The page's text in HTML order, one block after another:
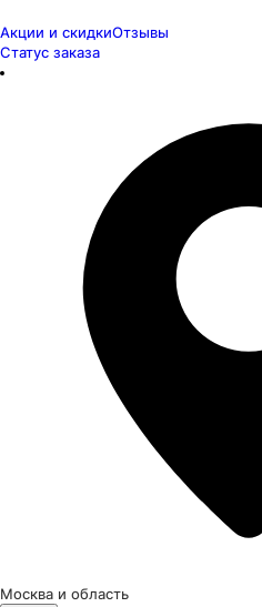
Акции и скидкиОтзывы
Статус заказа
Москва и область